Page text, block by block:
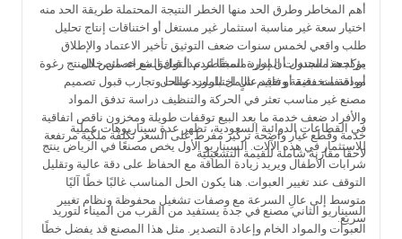
أهم المخاطر وطرق الحد منها الخطر النتيجة المحتملة طريقة الحد منه
اختيار سعة غير مناسبة استثمار غير مستغل أو اختناقات إنتاج تحليل
طلب واقعي لخمس سنوات ضعف التوثيق تأخير الاعتماد والإطلاق
مراجعة مستندات المورد مسبقًا عدم التوافق مع خصائص المنتج رغوة
أو دقة منخفضة أو فاقد عالٍ اختبارات عينات وتجارب قبول تصميم
مصنع غير مناسب تعثر في الحركة والتنظيف دراسة تدفق المواد
والأفراد ضعف خدمة ما بعد البيع توقفات طويلة ومخزون ناقص اتفاقية
خدمة وقطع غيار واضحة تركيز مفرط على السعر تكلفة ملكية مرتفعة
لاحقًا مقارنة شاملة للقيمة التشغيلية
يؤكد هذا الجدول أن إدارة المخاطر تبدأ قبل الشراء، من خلال
مواصفات دقيقة وتقييم شامل للمورد والحل.
في القطاعات الدوائية السعودية، تظهر عدة سيناريوهات عملية
للاستثمار في هذه الآلات. السيناريو الأول يخص مصنعًا في الرياض ينتج
شرابات الأطفال ويريد زيادة الطاقة مع الحفاظ على دقة عالية وتقليل
التوقف عند تغيير العبوات. هنا يكون الحل المناسب غالبًا خطًا آليًا
متوسط إلى عالِ السرعة مع وصفات تشغيل محفوظة ونظام تغيير
سريع.
السيناريو الثاني مصنع في جدة يستفيد من القرب من الميناء لتوريد
العبوات والمواد الخام وإعادة التصدير. مثل هذا المصنع قد يفضل خطًا